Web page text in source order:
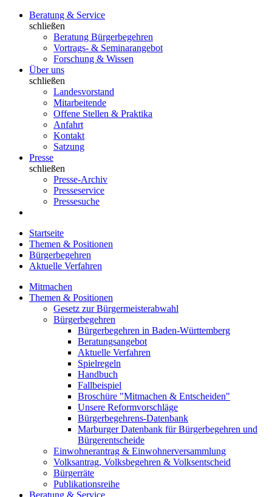
Beratung & Service
schließen
Beratung Bürgerbegehren
Vortrags- & Seminarangebot
Forschung & Wissen
Über uns
schließen
Landesvorstand
Mitarbeitende
Offene Stellen & Praktika
Anfahrt
Kontakt
Satzung
Presse
schließen
Presse-Archiv
Presseservice
Pressesuche
Startseite
Themen & Positionen
Bürgerbegehren
Aktuelle Verfahren
Mitmachen
Themen & Positionen
Gesetz zur Bürgermeisterabwahl
Bürgerbegehren
Bürgerbegehren in Baden-Württemberg
Beratungsangebot
Aktuelle Verfahren
Spielregeln
Handbuch
Fallbeispiel
Broschüre "Mitmachen & Entscheiden"
Unsere Reformvorschläge
Bürgerbegehrens-Datenbank
Marburger Datenbank für Bürgerbegehren und
Bürgerentscheide
Einwohnerantrag & Einwohnerversammlung
Volksantrag, Volksbegehren & Volksentscheid
Bürgerräte
Publikationsreihe
Beratung & Service